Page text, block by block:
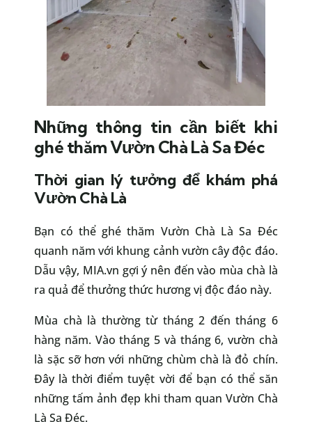
Những thông tin cần biết khi
ghé thăm Vườn Chà Là Sa Đéc
Thời gian lý tưởng để khám phá
Vườn Chà Là
Bạn có thể ghé thăm Vườn Chà Là Sa Đéc
quanh năm với khung cảnh vườn cây độc đáo.
Dẫu vậy, MIA.vn gợi ý nên đến vào mùa chà là
ra quả để thưởng thức hương vị độc đáo này.
Mùa chà là thường từ tháng 2 đến tháng 6
hàng năm. Vào tháng 5 và tháng 6, vườn chà
là sặc sỡ hơn với những chùm chà là đỏ chín.
Đây là thời điểm tuyệt vời để bạn có thể săn
những tấm ảnh đẹp khi tham quan Vườn Chà
Là Sa Đéc.